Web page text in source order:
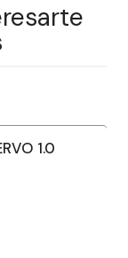
1.0